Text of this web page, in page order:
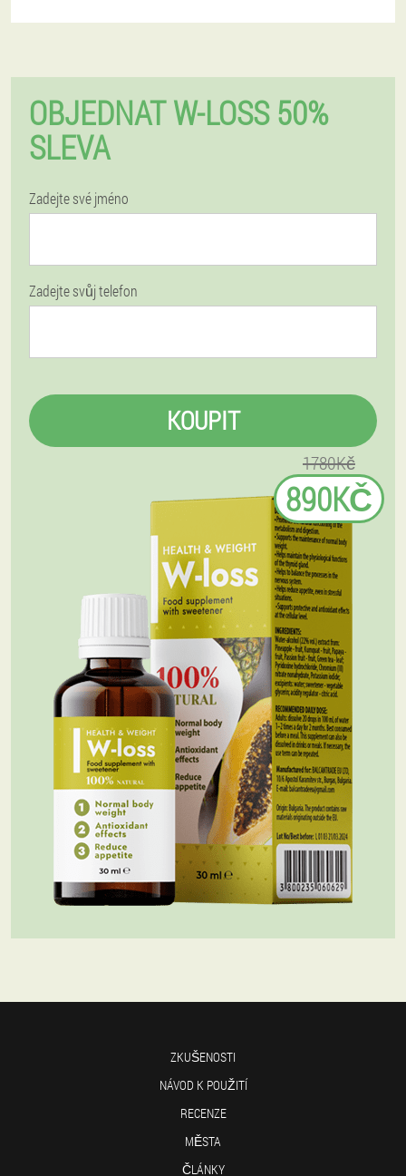
OBJEDNAT W-LOSS 50%
SLEVA
Zadejte své jméno
Zadejte svůj telefon
KOUPIT
1780Kč
890KČ
ZKUŠENOSTI
NÁVOD K POUŽITÍ
RECENZE
MĚSTA
ČLÁNKY